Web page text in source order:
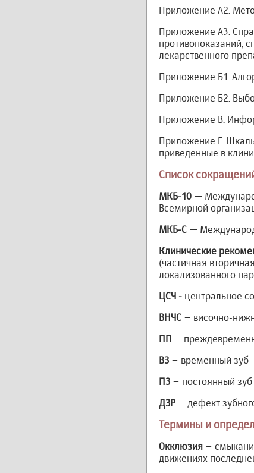
Приложение А2.
Приложение А3.
противопоказаний,
лекарственного
Приложение Б1.
Приложение Б2.
Приложение В.
Приложение Г.
приведенные в
Список
МКБ-10 —
Всемирной
МКБ-С —
Клинические
(частичная
локализованного
ЦСЧ - центральное
ВНЧС – височно-
ПП –
ВЗ – временный зуб
ПЗ – постоянный зуб
ДЗР – дефект
Термины и
Окклюзия –
движениях